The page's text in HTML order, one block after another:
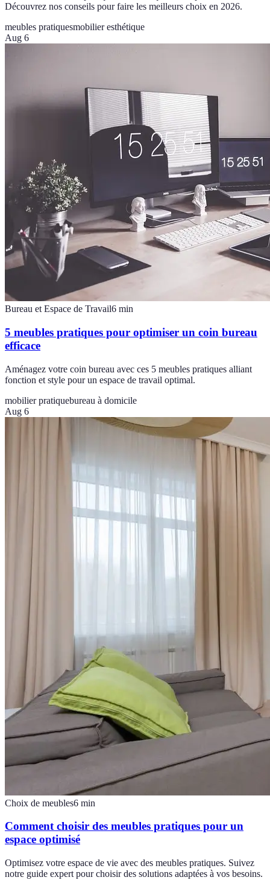
Découvrez nos conseils pour faire les meilleurs choix en 2026.
meubles pratiquesmobilier esthétique
Aug 6
Bureau et Espace de Travail6 min
5 meubles pratiques pour optimiser un coin bureau
efficace
Aménagez votre coin bureau avec ces 5 meubles pratiques alliant
fonction et style pour un espace de travail optimal.
mobilier pratiquebureau à domicile
Aug 6
Choix de meubles6 min
Comment choisir des meubles pratiques pour un
espace optimisé
Optimisez votre espace de vie avec des meubles pratiques. Suivez
notre guide expert pour choisir des solutions adaptées à vos besoins.